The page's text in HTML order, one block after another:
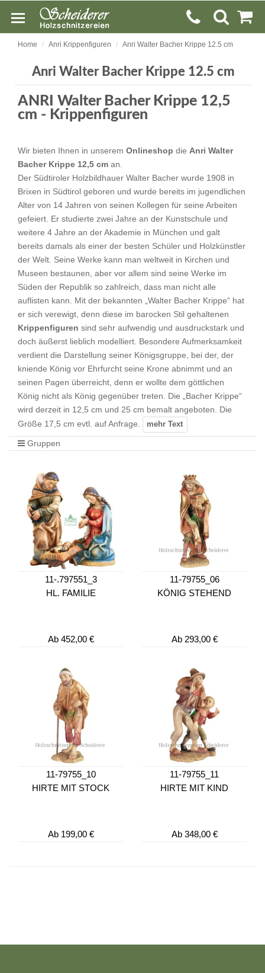
Home Anri Krippenfiguren Anri Walter Bacher Krippe 12.5 cm
Anri Walter Bacher Krippe 12.5 cm
ANRI Walter Bacher Krippe 12,5
cm - Krippenfiguren
Wir bieten Ihnen in unserem Onlineshop die Anri Walter
Bacher Krippe 12,5 cm an.
Der Südtiroler Holzbildhauer Walter Bacher wurde 1908 in
Brixen in Südtirol geboren und wurde bereits im jugendlichen
Alter von 14 Jahren von seinen Kollegen für seine Arbeiten
gefeiert. Er studierte zwei Jahre an der Kunstschule und
weitere 4 Jahre an der Akademie in München und galt
bereits damals als einer der besten Schüler und Holzkünstler
der Welt. Seine Werke kann man weltweit in Kirchen und
Museen bestaunen, aber vor allem sind seine Werke im
Süden der Republik so zahlreich, dass man nicht alle
auflisten kann. Mit der bekannten „Walter Bacher Krippe“ hat
er sich verewigt, denn diese im barocken Stil gehaltenen
Krippenfiguren sind sehr aufwendig und ausdruckstark und
doch äußerst lieblich modelliert. Besondere Aufmerksamkeit
verdient die Darstellung seiner Königsgruppe, bei der, der
kniende König vor Ehrfurcht seine Krone abnimmt und an
seinen Pagen überreicht, denn er wollte dem göttlichen
König nicht als König gegenüber treten. Die „Bacher Krippe“
wird derzeit in 12,5 cm und 25 cm bemalt angeboten. Die
Größe 17,5 cm evtl. auf Anfrage.
Gruppen
11-.797551_3
HL. FAMILIE
Ab452,00 €
11-79755_06
KÖNIG STEHEND
Ab293,00 €
11-79755_10
HIRTE MIT STOCK
Ab199,00 €
11-79755_11
HIRTE MIT KIND
Ab348,00 €